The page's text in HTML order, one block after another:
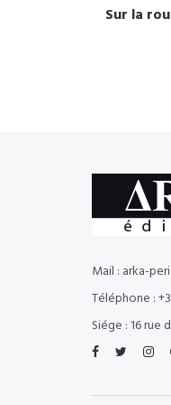
Sur la
Mail : arka-
Téléphone :
Siége : 16 rue